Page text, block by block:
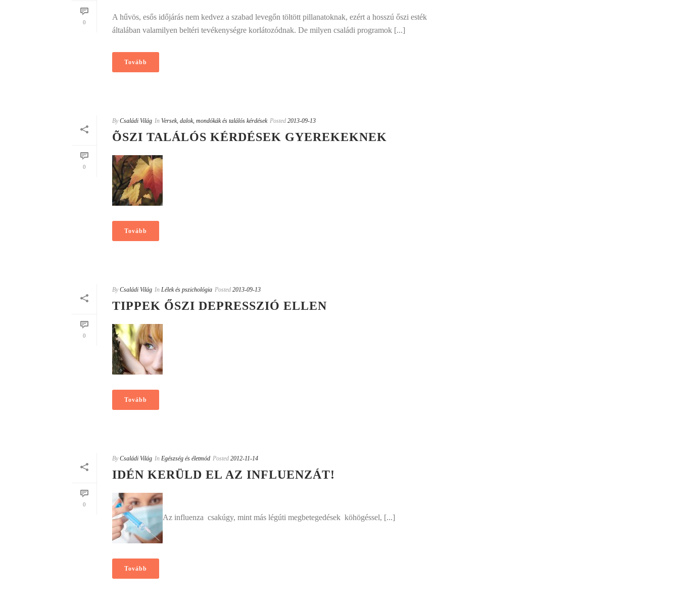
0
A hűvös, esős időjárás nem kedvez a szabad levegőn töltött pillanatoknak, ezért a hosszú őszi esték
általában valamilyen beltéri tevékenységre korlátozódnak. De milyen családi programok [...]
Tovább
0
By Családi Világ In Versek, dalok, mondókák és találós kérdések Posted 2013-09-13
ÕSZI TALÁLÓS KÉRDÉSEK GYEREKEKNEK
Tovább
0
By Családi Világ In Lélek és pszichológia Posted 2013-09-13
TIPPEK ŐSZI DEPRESSZIÓ ELLEN
Tovább
0
By Családi Világ In Egészség és életmód Posted 2012-11-14
IDÉN KERÜLD EL AZ INFLUENZÁT!
Az influenza  csakúgy, mint más légúti megbetegedések  köhögéssel, [...]
Tovább